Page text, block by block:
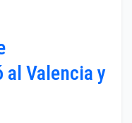
al Valencia y